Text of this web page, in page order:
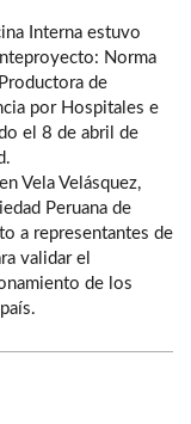
Interna estuvo
Norma
de
por Hospitales e
el 8 de abril de
Vela Velásquez,
Peruana de
a representantes de
validar el
de los